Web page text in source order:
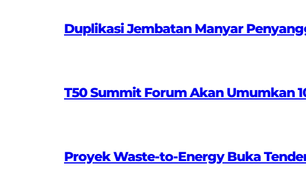
Duplikasi Jembatan Manyar
T50 Summit Forum Akan Umumkan
Proyek Waste-to-Energy Buka